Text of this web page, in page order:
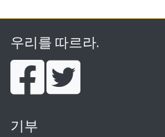
우리를 따르라.
기부